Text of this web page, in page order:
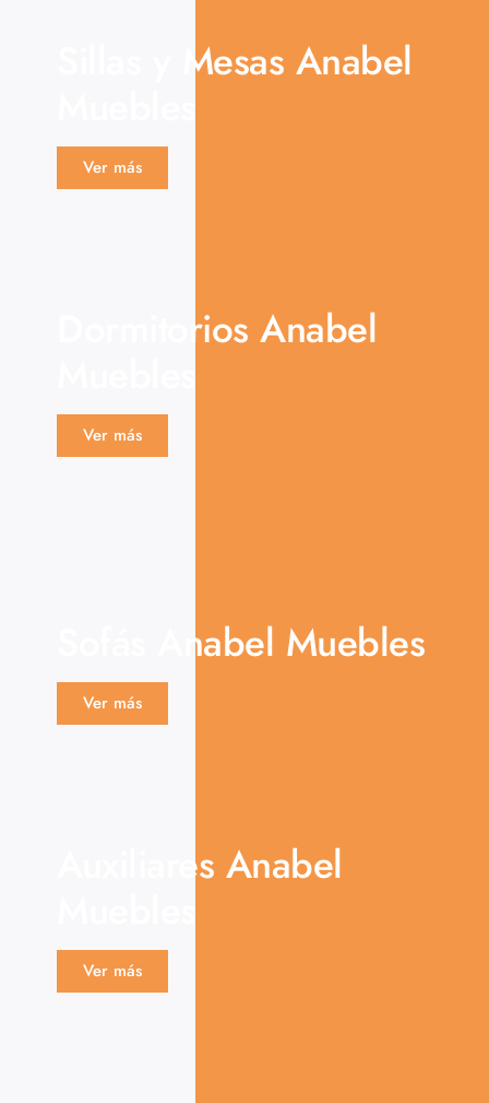
Sillas y Mesas Anabel
Ver más
Dormitorios Anabel
Ver más
Sofás Anabel Muebles
Ver más
Auxiliares Anabel
Ver más